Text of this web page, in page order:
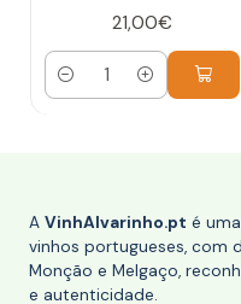
21,00€
Quantidade
A VinhAlvarinho.pt é
vinhos portugueses, com
Monção e Melgaço,
e autenticidade.